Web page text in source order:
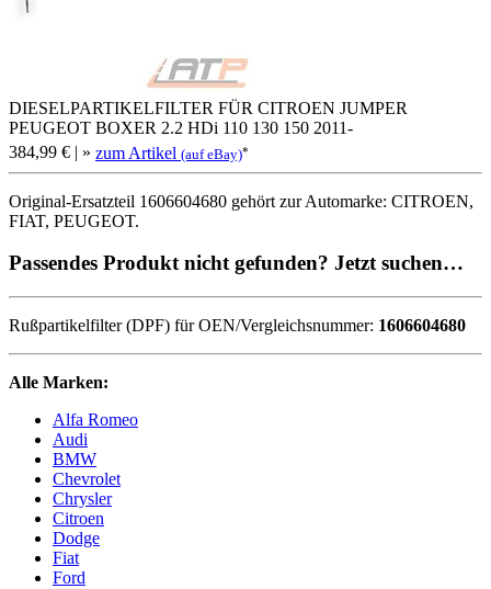
DIESELPARTIKELFILTER FÜR CITROEN JUMPER
PEUGEOT BOXER 2.2 HDi 110 130 150 2011-
384,99 € | » zum Artikel (auf eBay)*
Original-Ersatzteil 1606604680 gehört zur Automarke: CITROEN,
FIAT, PEUGEOT.
Passendes Produkt nicht gefunden? Jetzt suchen…
Rußpartikelfilter (DPF) für OEN/Vergleichsnummer: 1606604680
Alle Marken:
Alfa Romeo
Audi
BMW
Chevrolet
Chrysler
Citroen
Dodge
Fiat
Ford